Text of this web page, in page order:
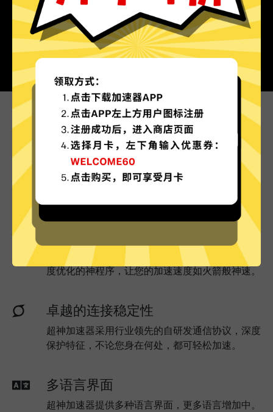
为什么选择超神加速器?
更多服务器地区选择
超神加速器现已拥有超多加速服务器节点，并且还
超神加速器已为所有超神加速器服务器部署实时速
度优化的神程序，让您的加速速度如火箭般神速。
卓越的连接稳定性
超神加速器采用行业领先的自研发通信协议，深度
保护特征，不论您身在何处，都可轻松加速。
多语言界面
超神加速器提供多种语言界面，更多语言增加中。